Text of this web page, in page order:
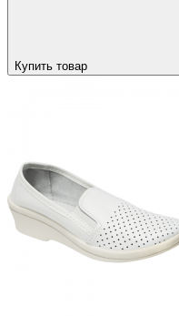
Купить товар